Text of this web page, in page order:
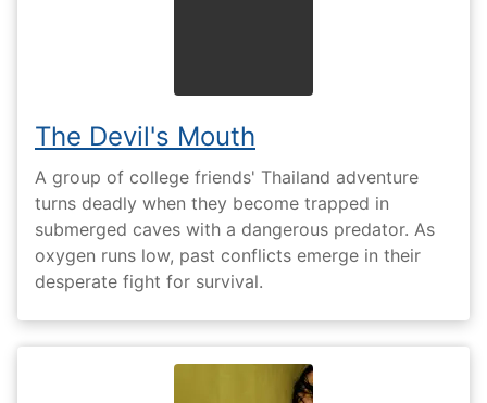
The Devil's Mouth
A group of college friends' Thailand adventure
turns deadly when they become trapped in
submerged caves with a dangerous predator. As
oxygen runs low, past conflicts emerge in their
desperate fight for survival.